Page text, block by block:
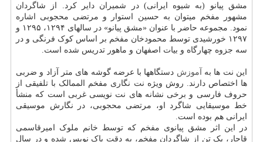
مشق پیانو (به شیوه ایرانی) در شمیران دایر کرد. از شاگردان
مشهور مفخم میتوان به حسین استوار و مرتضی محجوبی اشاره
نمود. مجموعه حاضر با عنوان «مشق پیانو» در سالهای ۱۲۹۴، ۱۲۹۵ و
۱۲۹۷ خورشیدی توسط محمودخان مفخم بر اساس کوک فرنگی و در
سه جزوه چهارگاه و بیات اصفهان و ماهور تدریس شده است.
این نت ها به آموزش دستگاهها با عرضه گوشه های متر آزاد و ضربی
ها اختصاص دارند. روش ویژه نت نگاری مفخم الممالک با تلفیقی از
حروف فارسی و برخی نشانه های نت نویسی غربی است که منشأ
خط موسیقایی شاگرد او، مرتضی محجوبی، در نگارش موسیقی
ایرانی هم بوده است.
در این اثر مشق پیانوی مفخم که توسط خانم ملوک امیرقاسمی
قاجار، یک تن از شاگردان مفخم، به دقت پاک نویس شده و در سال